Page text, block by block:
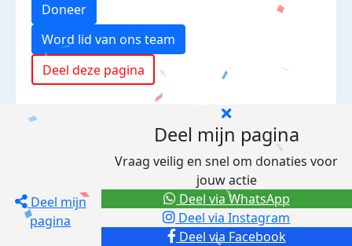
Doneer
Word lid van ons team
Deel deze pagina
Deel mijn
pagina
Deel mijn pagina
Vraag veilig en snel om donaties voor
jouw actie
Deel via Facebook
Deel via Instagram
Deel via WhatsApp